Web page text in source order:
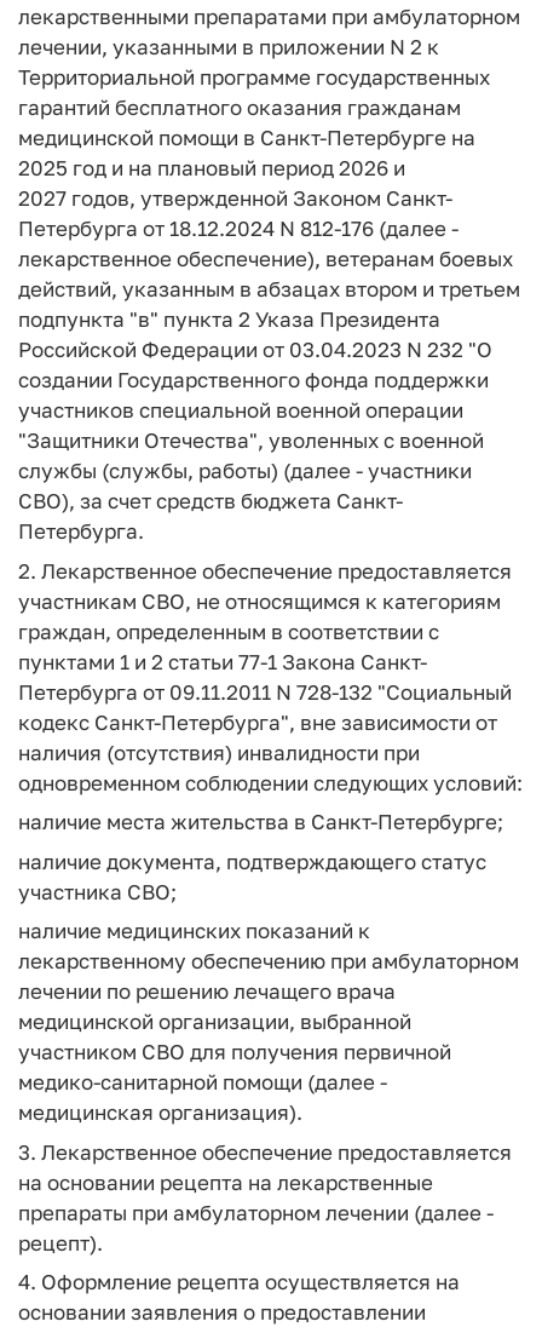
лекарственными препаратами при амбулаторном
лечении, указанными в приложении N 2 к
Территориальной программе государственных
гарантий бесплатного оказания гражданам
медицинской помощи в Санкт-Петербурге на
2025 год и на плановый период 2026 и
2027 годов, утвержденной Законом Санкт-
Петербурга от 18.12.2024 N 812-176 (далее -
лекарственное обеспечение), ветеранам боевых
действий, указанным в абзацах втором и третьем
подпункта "в" пункта 2 Указа Президента
Российской Федерации от 03.04.2023 N 232 "О
создании Государственного фонда поддержки
участников специальной военной операции
"Защитники Отечества", уволенных с военной
службы (службы, работы) (далее - участники
СВО), за счет средств бюджета Санкт-
Петербурга.
2. Лекарственное обеспечение предоставляется
участникам СВО, не относящимся к категориям
граждан, определенным в соответствии с
пунктами 1 и 2 статьи 77-1 Закона Санкт-
Петербурга от 09.11.2011 N 728-132 "Социальный
кодекс Санкт-Петербурга", вне зависимости от
наличия (отсутствия) инвалидности при
одновременном соблюдении следующих условий:
наличие места жительства в Санкт-Петербурге;
наличие документа, подтверждающего статус
участника СВО;
наличие медицинских показаний к
лекарственному обеспечению при амбулаторном
лечении по решению лечащего врача
медицинской организации, выбранной
участником СВО для получения первичной
медико-санитарной помощи (далее -
медицинская организация).
3. Лекарственное обеспечение предоставляется
на основании рецепта на лекарственные
препараты при амбулаторном лечении (далее -
рецепт).
4. Оформление рецепта осуществляется на
основании заявления о предоставлении